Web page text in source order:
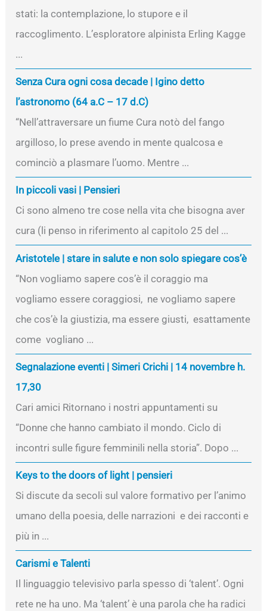
stati: la contemplazione, lo stupore e il
raccoglimento. L’esploratore alpinista Erling Kagge
...
Senza Cura ogni cosa decade | Igino detto
l’astronomo (64 a.C – 17 d.C)
“Nell’attraversare un fiume Cura notò del fango
argilloso, lo prese avendo in mente qualcosa e
cominciò a plasmare l’uomo. Mentre ...
In piccoli vasi | Pensieri
Ci sono almeno tre cose nella vita che bisogna aver
cura (li penso in riferimento al capitolo 25 del ...
Aristotele | stare in salute e non solo spiegare cos’è
“Non vogliamo sapere cos’è il coraggio ma
vogliamo essere coraggiosi, ne vogliamo sapere
che cos’è la giustizia, ma essere giusti, esattamente
come vogliano ...
Segnalazione eventi | Simeri Crichi | 14 novembre h.
17,30
Cari amici Ritornano i nostri appuntamenti su
“Donne che hanno cambiato il mondo. Ciclo di
incontri sulle figure femminili nella storia”. Dopo ...
Keys to the doors of light | pensieri
Si discute da secoli sul valore formativo per l’animo
umano della poesia, delle narrazioni e dei racconti e
più in ...
Carismi e Talenti
Il linguaggio televisivo parla spesso di ‘talent’. Ogni
rete ne ha uno. Ma ‘talent’ è una parola che ha radici